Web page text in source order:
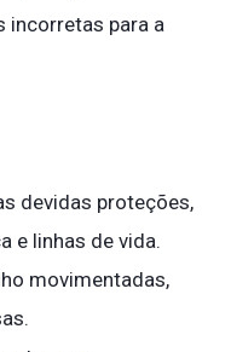
incorretas para a
devidas proteções,
e linhas de vida.
movimentadas,